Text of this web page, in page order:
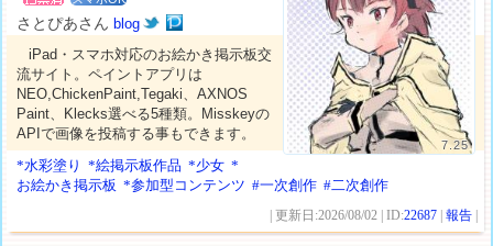
7.25
さとぴあさんblog
iPad・スマホ対応のお絵かき掲示板交
流サイト。ペイントアプリは
NEO,ChickenPaint,Tegaki、AXNOS
Paint、Klecks選べる5種類。Misskeyの
APIで画像を投稿する事もできます。
*水彩塗り
*絵掲示板作品 *少女 *
お絵かき掲示板 *参加型コンテンツ #一次創作 #二次創作
| 更新日:2026/08/02 | ID:22687 |報告